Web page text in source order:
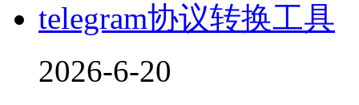
telegram协议转换工具
2026-6-20